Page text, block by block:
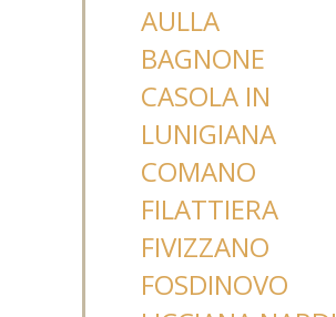
AULLA
BAGNONE
CASOLA IN
LUNIGIANA
COMANO
FILATTIERA
FIVIZZANO
FOSDINOVO